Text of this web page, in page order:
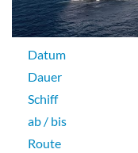
Datum
Dauer
Schiff
ab / bis
Route